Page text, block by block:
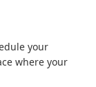
your
where your